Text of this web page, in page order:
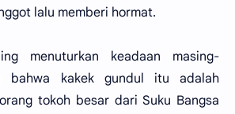
lalu memberi hormat.
menuturkan keadaan masing-
bahwa kakek gundul itu adalah
tokoh besar dari Suku Bangsa